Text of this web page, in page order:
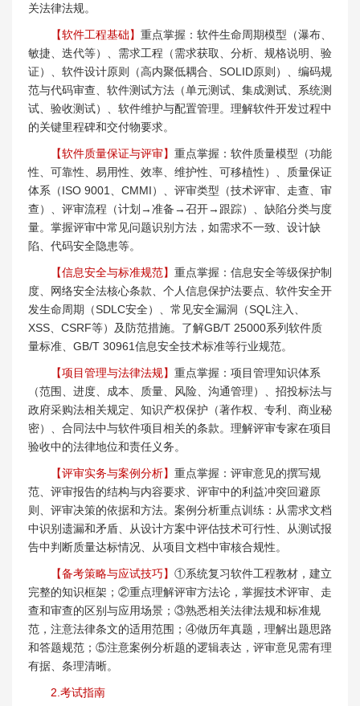
关法律法规。
【软件工程基础】 重点掌握：软件生命周期模型（瀑布、
敏捷、迭代等）、需求工程（需求获取、分析、规格说明、验
证）、软件设计原则（高内聚低耦合、SOLID原则）、编码规
范与代码审查、软件测试方法（单元测试、集成测试、系统测
试、验收测试）、软件维护与配置管理。理解软件开发过程中
的关键里程碑和交付物要求。
【软件质量保证与评审】 重点掌握：软件质量模型（功能
性、可靠性、易用性、效率、维护性、可移植性）、质量保证
体系（ISO 9001、CMMI）、评审类型（技术评审、走查、审
查）、评审流程（计划→准备→召开→跟踪）、缺陷分类与度
量。掌握评审中常见问题识别方法，如需求不一致、设计缺
陷、代码安全隐患等。
【信息安全与标准规范】 重点掌握：信息安全等级保护制
度、网络安全法核心条款、个人信息保护法要点、软件安全开
发生命周期（SDLC安全）、常见安全漏洞（SQL注入、
XSS、CSRF等）及防范措施。了解GB/T 25000系列软件质
量标准、GB/T 30961信息安全技术标准等行业规范。
【项目管理与法律法规】 重点掌握：项目管理知识体系
（范围、进度、成本、质量、风险、沟通管理）、招投标法与
政府采购法相关规定、知识产权保护（著作权、专利、商业秘
密）、合同法中与软件项目相关的条款。理解评审专家在项目
验收中的法律地位和责任义务。
【评审实务与案例分析】 重点掌握：评审意见的撰写规
范、评审报告的结构与内容要求、评审中的利益冲突回避原
则、评审决策的依据和方法。案例分析重点训练：从需求文档
中识别遗漏和矛盾、从设计方案中评估技术可行性、从测试报
告中判断质量达标情况、从项目文档中审核合规性。
【备考策略与应试技巧】 ①系统复习软件工程教材，建立
完整的知识框架；②重点理解评审方法论，掌握技术评审、走
查和审查的区别与应用场景；③熟悉相关法律法规和标准规
范，注意法律条文的适用范围；④做历年真题，理解出题思路
和答题规范；⑤注意案例分析题的逻辑表达，评审意见需有理
有据、条理清晰。
2.考试指南